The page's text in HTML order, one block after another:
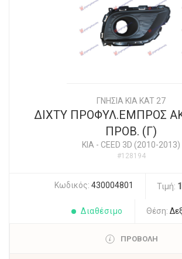
ΓΝΗΣΙΑ KIA KAT 27
ΔΙΧΤΥ ΠΡΟΦΥΛ.ΕΜΠΡΟΣ
ΠΡΟΒ. (Γ)
KIA - CEED 3D (2010-2013)
#128194
Κωδικός: 430004801 Τιμή:
Διαθέσιμο Θέση:
ΠΡΟΒΟΛΗ